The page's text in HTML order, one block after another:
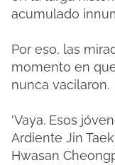
acumulado
Por eso, las
momento en
nunca vacilaron.
'Vaya. Esos
Ardiente Jin
Hwasan